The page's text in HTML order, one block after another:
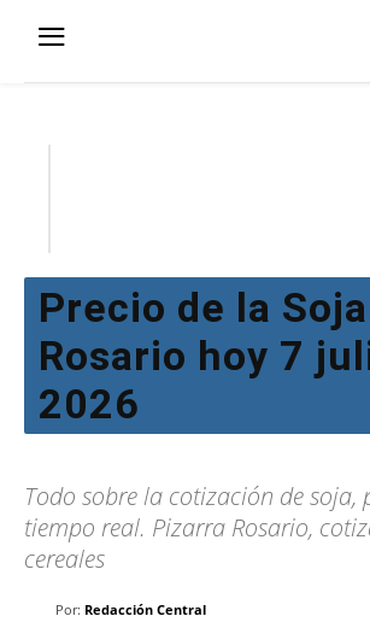
Precio de la
Rosario hoy 7
2026
Todo sobre la cotización de soja,
tiempo real. Pizarra Rosario,
cereales
Por: Redacción Central